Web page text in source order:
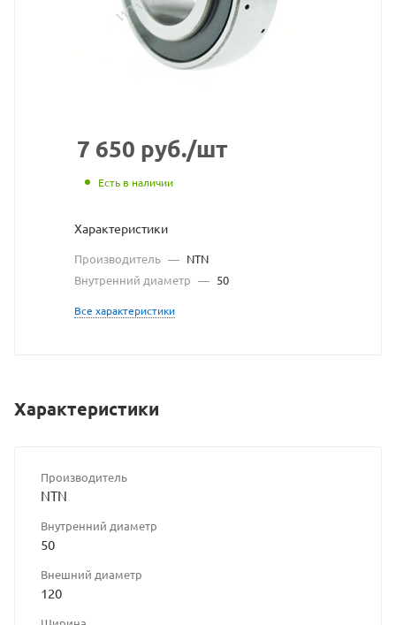
сайта
https://
по
https://
без
разрешения
сайта
7 650 руб./шт
Есть в наличии
Характеристики
Производитель — NTN
Внутренний диаметр — 50
Все характеристики
Характеристики
Производитель
NTN
Внутренний диаметр
50
Внешний диаметр
120